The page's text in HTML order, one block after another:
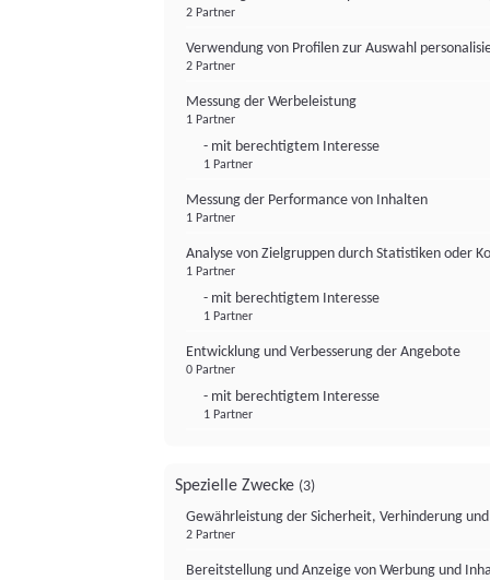
2 Partner
Verwendung von Profilen zur Auswahl
2 Partner
Messung der Werbeleistung
1 Partner
- mit berechtigtem Interesse
1 Partner
Messung der Performance von Inhalten
1 Partner
Analyse von Zielgruppen durch Statistiken oder
1 Partner
- mit berechtigtem Interesse
1 Partner
Entwicklung und Verbesserung der Angebote
0 Partner
- mit berechtigtem Interesse
1 Partner
Spezielle Zwecke (3)
Gewährleistung der Sicherheit, Verhinderung
2 Partner
Bereitstellung und Anzeige von Werbung und